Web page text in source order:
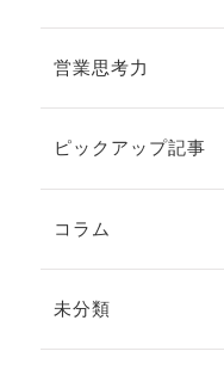
営業思考力
ピックアップ記事
コラム
未分類